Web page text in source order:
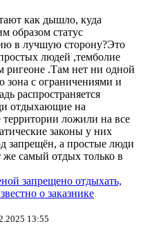
как дышло, куда
образом статус
в лучшую сторону?Это
людей ,темболие
ригеоне .Там нет ни одной
зона с ограничениями и
распространяется
отдыхающие на
территории ложили на все
законы у них
запрещён, а простые люди
же самый отдых только в
запрещено отдыхать,
о заказнике
13:55